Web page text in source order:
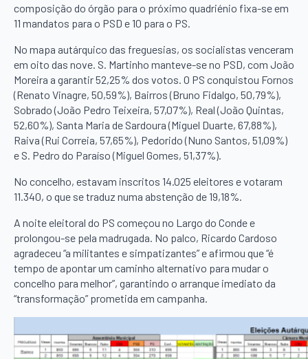
composição do órgão para o próximo quadriénio fixa-se em
11 mandatos para o PSD e 10 para o PS.
No mapa autárquico das freguesias, os socialistas venceram
em oito das nove. S. Martinho manteve-se no PSD, com João
Moreira a garantir 52,25% dos votos. O PS conquistou Fornos
(Renato Vinagre, 50,59%), Bairros (Bruno Fidalgo, 50,79%),
Sobrado (João Pedro Teixeira, 57,07%), Real (João Quintas,
52,60%), Santa Maria de Sardoura (Miguel Duarte, 67,88%),
Raiva (Rui Correia, 57,65%), Pedorido (Nuno Santos, 51,09%)
e S. Pedro do Paraíso (Miguel Gomes, 51,37%).
No concelho, estavam inscritos 14.025 eleitores e votaram
11.340, o que se traduz numa abstenção de 19,18%.
A noite eleitoral do PS começou no Largo do Conde e
prolongou-se pela madrugada. No palco, Ricardo Cardoso
agradeceu “a militantes e simpatizantes” e afirmou que “é
tempo de apontar um caminho alternativo para mudar o
concelho para melhor”, garantindo o arranque imediato da
“transformação” prometida em campanha.